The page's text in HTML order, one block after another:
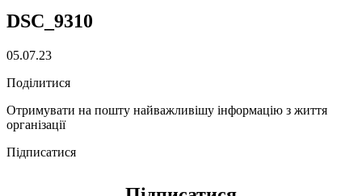
DSC_9310
05.07.23
Поділитися
Отримувати на пошту найважливішу інформацію з життя
організації
Підписатися